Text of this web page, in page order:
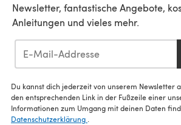
Newsletter, fantastische Angebote,
Anleitungen und vieles mehr.
Du kannst dich jederzeit von unserem Newsletter
den entsprechenden Link in der Fußzeile einer
Informationen zum Umgang mit deinen Daten
Datenschutzerklärung